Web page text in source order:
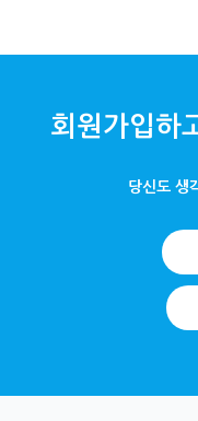
회원가입하
당신도 생